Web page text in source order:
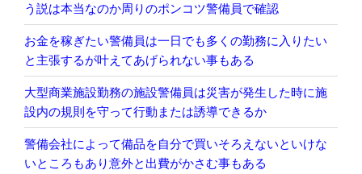
う説は本当なのか周りのポンコツ警備員で確認
お金を稼ぎたい警備員は一日でも多くの勤務に入りたい
と主張するが叶えてあげられない事もある
大型商業施設勤務の施設警備員は災害が発生した時に施
設内の規則を守って行動または誘導できるか
警備会社によって備品を自分で買いそろえないといけな
いところもあり意外と出費がかさむ事もある